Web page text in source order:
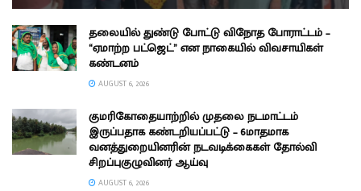
தலையில் துண்டு போட்டு விநோத போராட்டம் –
“ஏமாற்ற பட்ஜெட்” என நாகையில் விவசாயிகள்
கண்டனம்
AUGUST 6, 2026
குமரிகோதையாற்றில் முதலை நடமாட்டம்
இருப்பதாக கண்டறியப்பட்டு – 6மாதமாக
வனத்துறையினரின் நடவடிக்கைகள் தோல்வி
சிறப்புகுழுவினர் ஆய்வு
AUGUST 6, 2026